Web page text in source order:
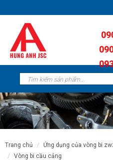
trang chủ ứng dụng của vòng bi
vòng bi cầu cảng